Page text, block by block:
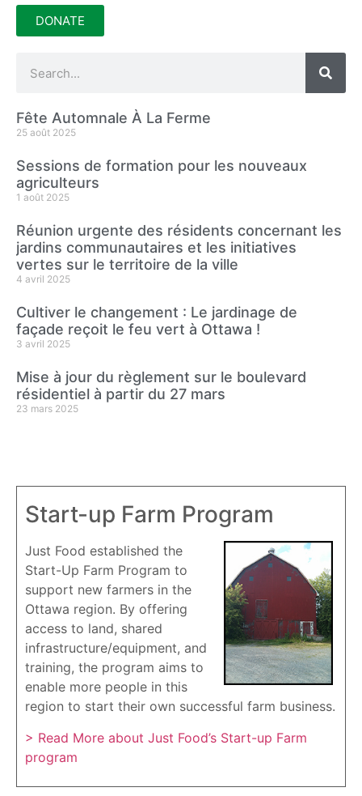
DONATE
Fête Automnale À La Ferme
25 août 2025
Sessions de formation pour les nouveaux
agriculteurs
1 août 2025
Réunion urgente des résidents concernant les
jardins communautaires et les initiatives
vertes sur le territoire de la ville
4 avril 2025
Cultiver le changement : Le jardinage de
façade reçoit le feu vert à Ottawa !
3 avril 2025
Mise à jour du règlement sur le boulevard
résidentiel à partir du 27 mars
23 mars 2025
Start-up Farm Program
Just Food established the
Start-Up Farm Program to
support new farmers in the
Ottawa region. By offering
access to land, shared
infrastructure/equipment, and
training, the program aims to
enable more people in this
region to start their own successful farm business.
> Read More about Just Food’s Start-up Farm
program